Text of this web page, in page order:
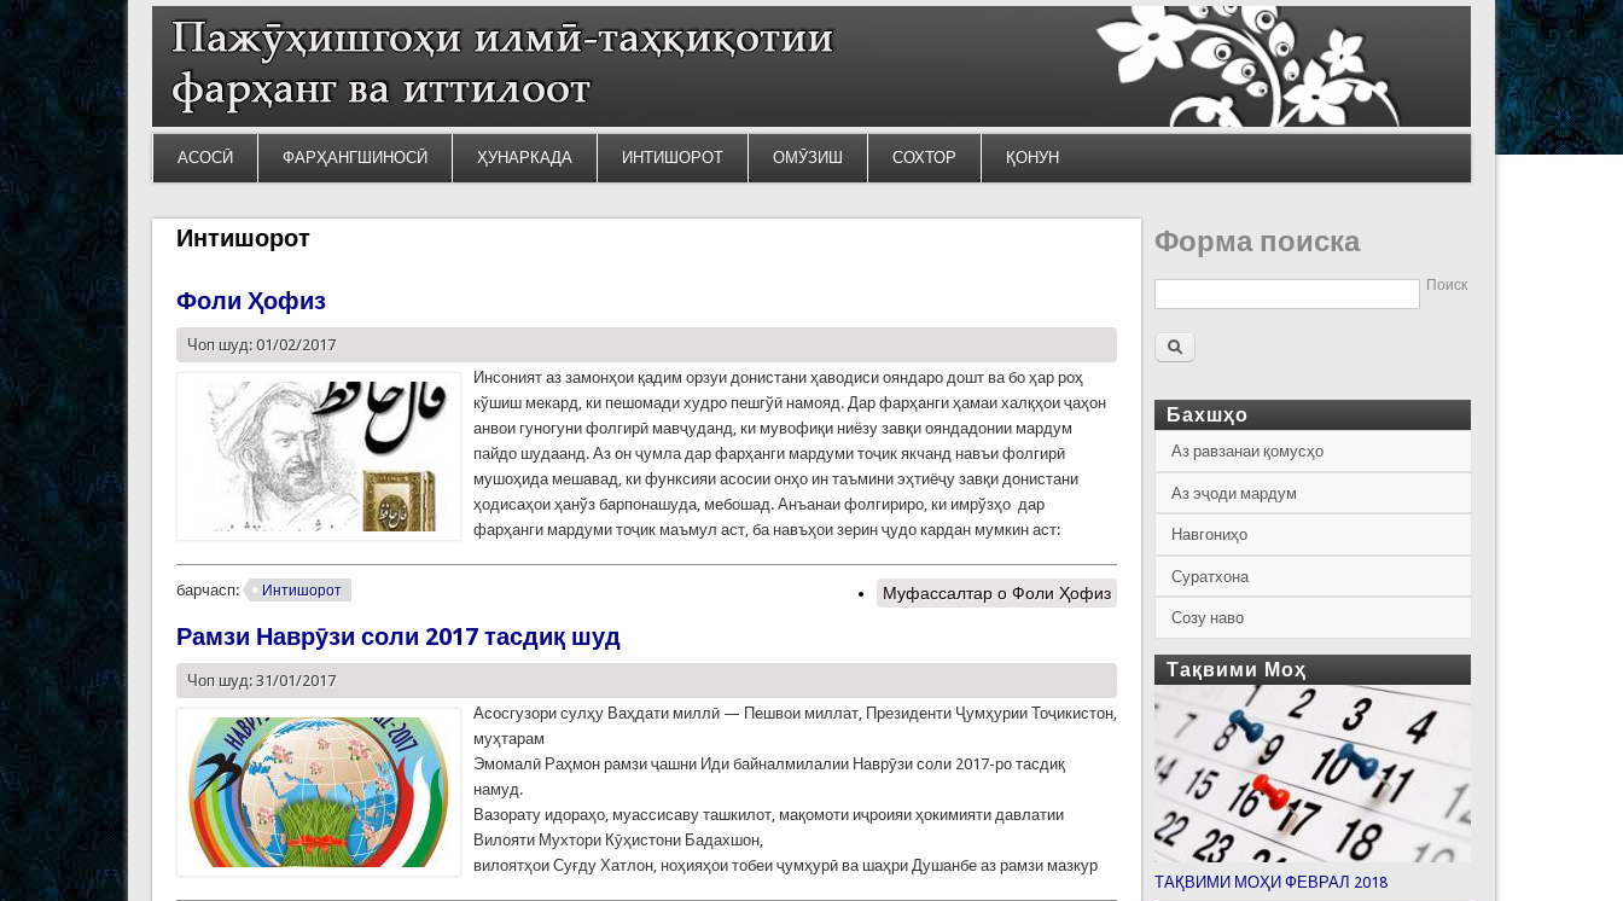
АСОСӢ ФАРҲАНГШИНОСӢ ҲУНАРКАДА ИНТИШОРОТ ОМӮЗИШ СОХТОР ҚОНУН
Интишорот
Фоли Ҳофиз
Чоп шуд: 01/02/2017
Инсоният аз замонҳои қадим орзуи донистани ҳаводиси ояндаро дошт ва бо ҳар роҳ
кўшиш мекард, ки пешомади худро пешгўӣ намояд. Дар фарҳанги ҳамаи халқҳои ҷаҳон
анвои гуногуни фолгирӣ мавҷуданд, ки мувофиқи ниёзу завқи ояндадонии мардум
пайдо шудаанд. Аз он ҷумла дар фарҳанги мардуми тоҷик якчанд навъи фолгирӣ
мушоҳида мешавад, ки функсияи асосии онҳо ин таъмини эҳтиёҷу завқи донистани
ҳодисаҳои ҳанўз барпонашуда, мебошад. Анъанаи фолгириро, ки имрўзҳо дар
фарҳанги мардуми тоҷик маъмул аст, ба навъҳои зерин ҷудо кардан мумкин аст:
барчасп: Интишорот Муфассалтар о Фоли Ҳофиз
Рамзи Наврӯзи соли 2017 тасдиқ шуд
Чоп шуд: 31/01/2017
Асосгузори сулҳу Ваҳдати миллӣ — Пешвои миллат, Президенти Ҷумҳурии Тоҷикистон,
муҳтарам
Эмомалӣ Раҳмон рамзи ҷашни Иди байналмилалии Наврӯзи соли 2017-ро тасдиқ
намуд.
Вазорату идораҳо, муассисаву ташкилот, мақомоти иҷроияи ҳокимияти давлатии
Вилояти Мухтори Кӯҳистони Бадахшон,
вилоятҳои Суғду Хатлон, ноҳияҳои тобеи ҷумҳурӣ ва шаҳри Душанбе аз рамзи мазкур
Форма поиска
Поиск
Бахшҳо
Аз равзанаи қомусҳо
Аз эҷоди мардум
Навгониҳо
Суратхона
Созу наво
Тақвими Моҳ
ТАҚВИМИ МОҲИ ФЕВРАЛ 2018